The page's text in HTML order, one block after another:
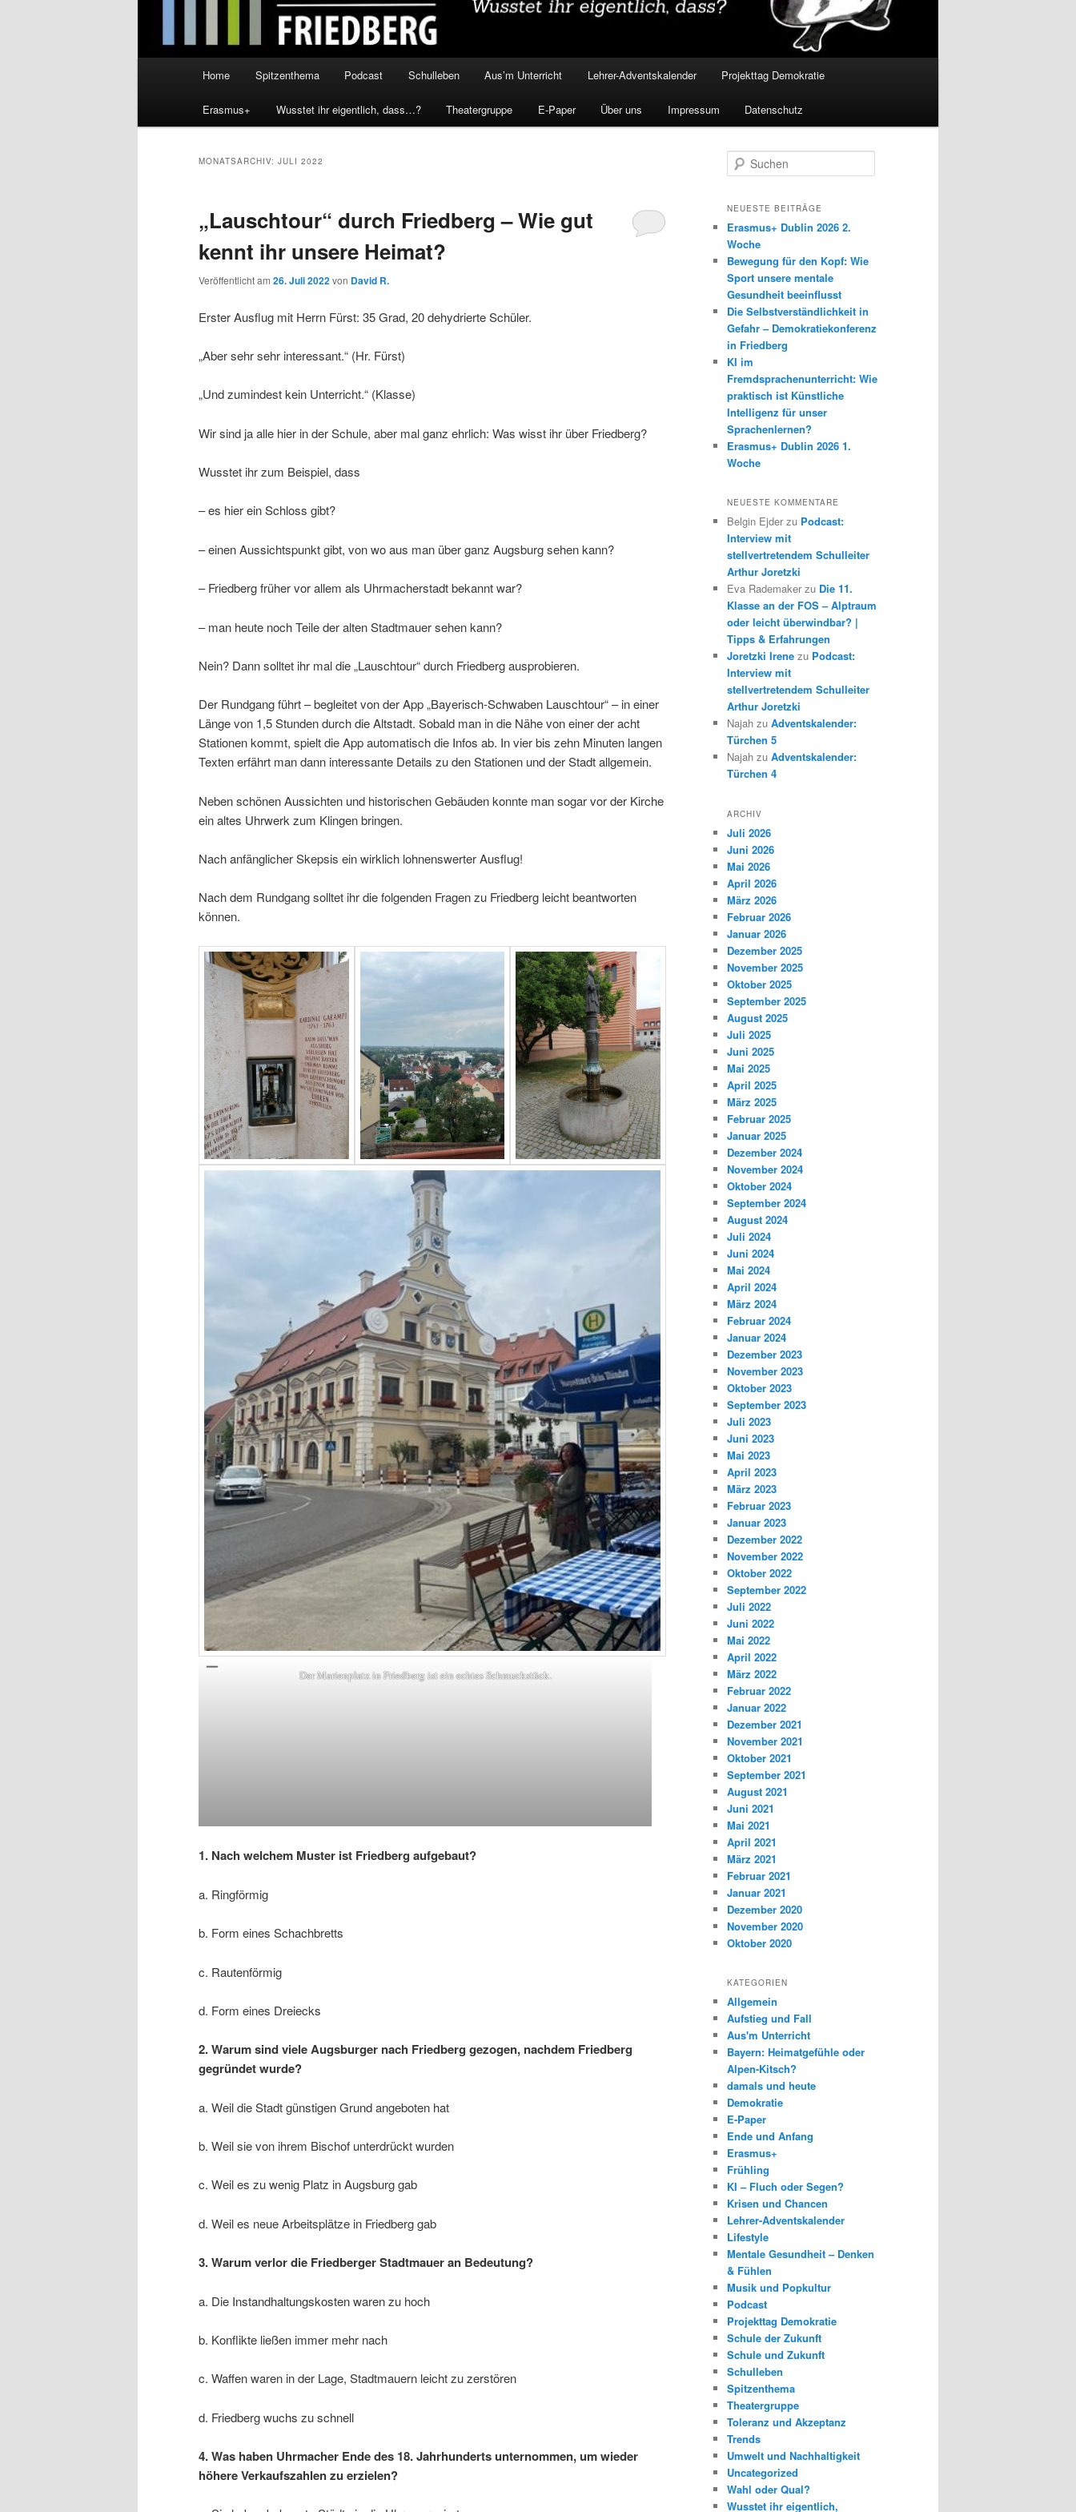
Home Spitzenthema Podcast Schulleben Aus’m Unterricht Lehrer-Adventskalender Projekttag Demokratie
Erasmus+ Wusstet ihr eigentlich, dass…? Theatergruppe E-Paper Über uns Impressum Datenschutz
MONATSARCHIV: JULI 2022
„Lauschtour“ durch Friedberg – Wie gut
kennt ihr unsere Heimat?
Veröffentlicht am 26. Juli 2022von David R.
Erster Ausflug mit Herrn Fürst: 35 Grad, 20 dehydrierte Schüler.
„Aber sehr sehr interessant.“ (Hr. Fürst)
„Und zumindest kein Unterricht.“ (Klasse)
Wir sind ja alle hier in der Schule, aber mal ganz ehrlich: Was wisst ihr über Friedberg?
Wusstet ihr zum Beispiel, dass
– es hier ein Schloss gibt?
– einen Aussichtspunkt gibt, von wo aus man über ganz Augsburg sehen kann?
– Friedberg früher vor allem als Uhrmacherstadt bekannt war?
– man heute noch Teile der alten Stadtmauer sehen kann?
Nein? Dann solltet ihr mal die „Lauschtour“ durch Friedberg ausprobieren.
Der Rundgang führt – begleitet von der App „Bayerisch-Schwaben Lauschtour“ – in einer
Länge von 1,5 Stunden durch die Altstadt. Sobald man in die Nähe von einer der acht
Stationen kommt, spielt die App automatisch die Infos ab. In vier bis zehn Minuten langen
Texten erfährt man dann interessante Details zu den Stationen und der Stadt allgemein.
Neben schönen Aussichten und historischen Gebäuden konnte man sogar vor der Kirche
ein altes Uhrwerk zum Klingen bringen.
Nach anfänglicher Skepsis ein wirklich lohnenswerter Ausflug!
Nach dem Rundgang solltet ihr die folgenden Fragen zu Friedberg leicht beantworten
können.
Der Marienplatz in Friedberg ist ein echtes Schmuckstück.
1. Nach welchem Muster ist Friedberg aufgebaut?
a. Ringförmig
b. Form eines Schachbretts
c. Rautenförmig
d. Form eines Dreiecks
2. Warum sind viele Augsburger nach Friedberg gezogen, nachdem Friedberg
gegründet wurde?
a. Weil die Stadt günstigen Grund angeboten hat
b. Weil sie von ihrem Bischof unterdrückt wurden
c. Weil es zu wenig Platz in Augsburg gab
d. Weil es neue Arbeitsplätze in Friedberg gab
3. Warum verlor die Friedberger Stadtmauer an Bedeutung?
a. Die Instandhaltungskosten waren zu hoch
b. Konflikte ließen immer mehr nach
c. Waffen waren in der Lage, Stadtmauern leicht zu zerstören
d. Friedberg wuchs zu schnell
4. Was haben Uhrmacher Ende des 18. Jahrhunderts unternommen, um wieder
höhere Verkaufszahlen zu erzielen?
u
h
n
NEUESTE BEITRÄGE
Erasmus+ Dublin 2026 2.
Woche
Bewegung für den Kopf: Wie
Sport unsere mentale
Gesundheit beeinflusst
Die Selbstverständlichkeit in
Gefahr – Demokratiekonferenz
in Friedberg
KI im
Fremdsprachenunterricht: Wie
praktisch ist Künstliche
Intelligenz für unser
Sprachenlernen?
Erasmus+ Dublin 2026 1.
Woche
NEUESTE KOMMENTARE
Belgin Ejder zu Podcast:
Interview mit
stellvertretendem Schulleiter
Arthur Joretzki
Eva Rademaker zu Die 11.
Klasse an der FOS – Alptraum
oder leicht überwindbar? |
Tipps & Erfahrungen
Joretzki Irene zu Podcast:
Interview mit
stellvertretendem Schulleiter
Arthur Joretzki
Najah zu Adventskalender:
Türchen 5
Najah zu Adventskalender:
Türchen 4
ARCHIV
Juli 2026
Juni 2026
Mai 2026
April 2026
März 2026
Februar 2026
Januar 2026
Dezember 2025
November 2025
Oktober 2025
September 2025
August 2025
Juli 2025
Juni 2025
Mai 2025
April 2025
März 2025
Februar 2025
Januar 2025
Dezember 2024
November 2024
Oktober 2024
September 2024
August 2024
Juli 2024
Juni 2024
Mai 2024
April 2024
März 2024
Februar 2024
Januar 2024
Dezember 2023
November 2023
Oktober 2023
September 2023
Juli 2023
Juni 2023
Mai 2023
April 2023
März 2023
Februar 2023
Januar 2023
Dezember 2022
November 2022
Oktober 2022
September 2022
Juli 2022
Juni 2022
Mai 2022
April 2022
März 2022
Februar 2022
Januar 2022
Dezember 2021
November 2021
Oktober 2021
September 2021
August 2021
Juni 2021
Mai 2021
April 2021
März 2021
Februar 2021
Januar 2021
Dezember 2020
November 2020
Oktober 2020
KATEGORIEN
Allgemein
Aufstieg und Fall
Aus'm Unterricht
Bayern: Heimatgefühle oder
Alpen-Kitsch?
damals und heute
Demokratie
E-Paper
Ende und Anfang
Erasmus+
Frühling
KI – Fluch oder Segen?
Krisen und Chancen
Lehrer-Adventskalender
Lifestyle
Mentale Gesundheit – Denken
& Fühlen
Musik und Popkultur
Podcast
Projekttag Demokratie
Schule der Zukunft
Schule und Zukunft
Schulleben
Spitzenthema
Theatergruppe
Toleranz und Akzeptanz
Trends
Umwelt und Nachhaltigkeit
Uncategorized
Wahl oder Qual?
Wusstet ihr eigentlich,